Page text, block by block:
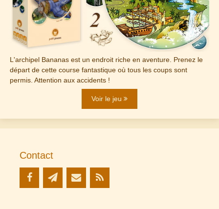
L'archipel Bananas est un endroit riche en aventure. Prenez le
départ de cette course fantastique où tous les coups sont
permis. Attention aux accidents !
Voir le jeu
Contact